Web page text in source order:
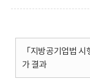
「지방공기업법
가 결과